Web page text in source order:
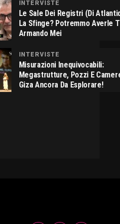
INTERVISTE
Le Sale Dei Registri (di
La Sfinge? Potremmo Averle
Armando Mei
INTERVISTE
Misurazioni Inequivocabili:
Megastrutture, Pozzi E
Giza Ancora Da Esplorare!